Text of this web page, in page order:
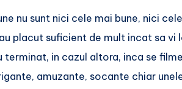
nu sunt nici cele mai bune, nici
placut suficient de mult incat sa vi
in cazul altora, inca se
amuzante, socante chiar